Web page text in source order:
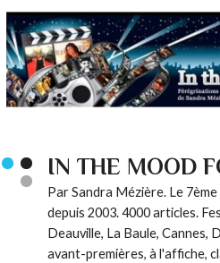
IN THE MOOD
Par Sandra Mézière. Le
depuis 2003. 4000 articles.
Deauville, La Baule, Cannes,
avant-premières, à l'affiche,